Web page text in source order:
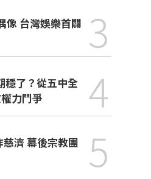
3
力鬥爭
4
濟 幕後宗教團
5